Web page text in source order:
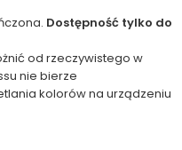
Dostępność tylko do
od rzeczywistego w
nie bierze
kolorów na urządzeniu